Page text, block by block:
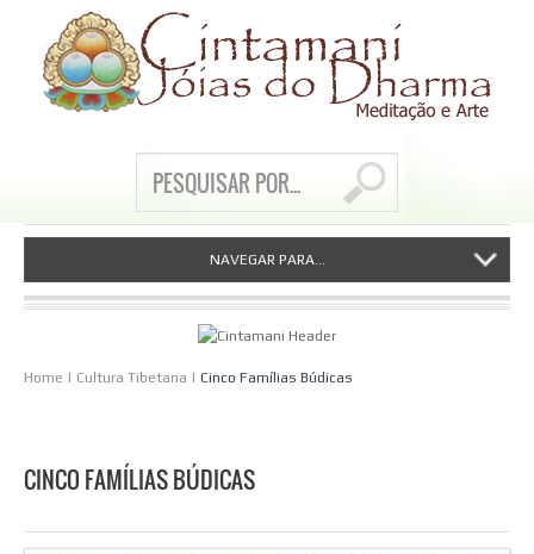
NAVEGAR PARA...
Home | Cultura Tibetana | Cinco Famílias Búdicas
CINCO FAMÍLIAS BÚDICAS